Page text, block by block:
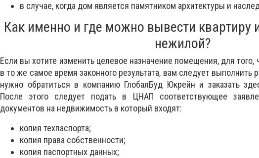
в случае, когда дом является памятником архитектуры и
Как именно и где можно вывести квартиру
нежилой?
Если вы хотите изменить целевое назначение помещения, для
в то же самое время законного результата, вам следует выполнить
нужно обратиться в компанию ГлобалБуд Юкрейн и заказать
После этого следует подать в ЦНАП соответствующее
документов на недвижимость в который входят:
копия техпаспорта;
копия права собственности;
копия паспортных данных;